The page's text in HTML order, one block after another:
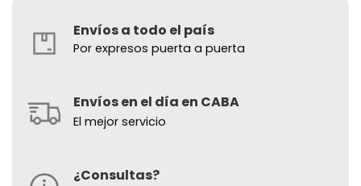
Envíos a todo el país
Por expresos puerta a puerta
Envíos en el día en CABA
El mejor servicio
¿Consultas?